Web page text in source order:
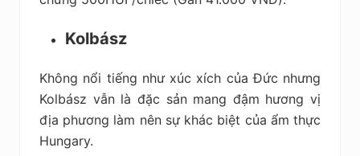
Kolbász
Không nổi tiếng như xúc xích của Đức nhưng
Kolbász vẫn là đặc sản mang đậm hương vị
địa phương làm nên sự khác biệt của ẩm thực
Hungary.